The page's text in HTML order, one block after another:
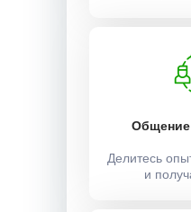
Общение
Делитесь
и